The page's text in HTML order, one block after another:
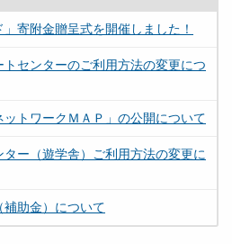
」寄附金贈呈式を開催しました！
センターのご利用方法の変更につ
ットワークＭＡＰ」の公開について
ー（遊学舎）ご利用方法の変更に
助金）について